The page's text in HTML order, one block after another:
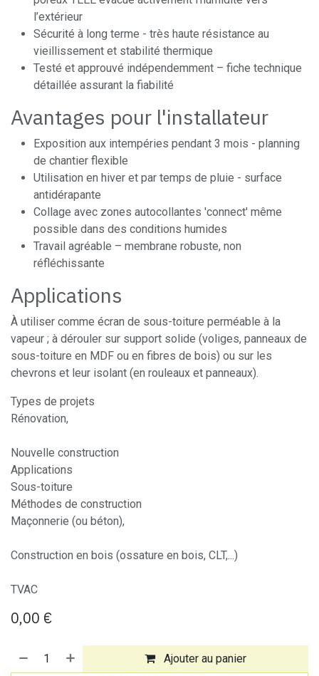
l’extérieur
Sécurité à long terme - très haute résistance au
vieillissement et stabilité thermique
Testé et approuvé indépendemment – fiche technique
détaillée assurant la fiabilité
Avantages pour l'installateur
Exposition aux intempéries pendant 3 mois - planning
de chantier flexible
Utilisation en hiver et par temps de pluie - surface
antidérapante
Collage avec zones autocollantes 'connect' même
possible dans des conditions humides
Travail agréable – membrane robuste, non
réfléchissante
Applications
À utiliser comme écran de sous-toiture perméable à la
vapeur ; à dérouler sur support solide (voliges, panneaux de
sous-toiture en MDF ou en fibres de bois) ou sur les
chevrons et leur isolant (en rouleaux et panneaux).
Types de projets
Rénovation,
Nouvelle construction
Applications
Sous-toiture
Méthodes de construction
Maçonnerie (ou béton),
Construction en bois (ossature en bois, CLT,...)
TVAC
0,00 €
Ajouter au panier